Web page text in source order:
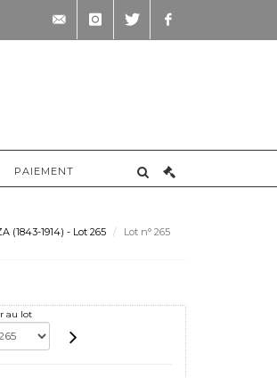
PAIEMENT
(1843-1914) - Lot 265 Lot n° 265
au lot